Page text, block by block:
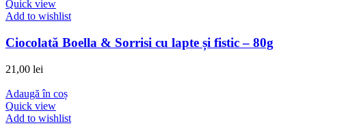
Quick view
Add to wishlist
Ciocolată Boella & Sorrisi cu lapte și fistic – 80g
21,00 lei
Adaugă în coș
Quick view
Add to wishlist